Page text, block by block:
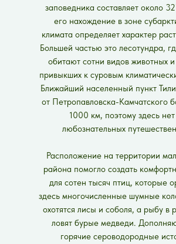
заповедника составляет около
его нахождение в зоне
климата определяет характер
Большей частью это лесотундра,
обитают сотни видов животных
привыкших к суровым
Ближайший населенный пункт
от Петропавловска-Камчатского
1000 км, поэтому здесь нет
любознательных
Расположение на территории
района помогло создать
для сотен тысяч птиц, которые
здесь многочисленные шумные
охотятся лисы и соболя, а рыбу в
ловят бурые медведи.
горячие сероводородные